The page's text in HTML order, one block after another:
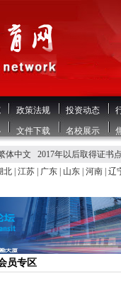
政策法规 投资动态
文件下载 名校展示
体中文
2017年以后取得证书
北 江苏 广东 山东 河南 辽
员专区